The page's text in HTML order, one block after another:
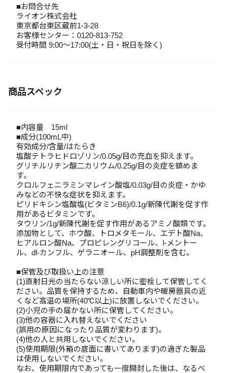
■お問合せ先
ライオン株式会社
東京都台東区蔵前1-3-28
お客様センター：0120-813-752
受付時間 9:00～17:00(土・日・祝日を除く)
商品スペック
■内容量 15ml
■成分(100mL中)
有効成分/含量/はたらき
塩酸テトラヒドロゾリン/0.05g/目の充血を抑えます。
グリチルリチン酸二カリウム/0.25g/目の炎症を鎮めま
す。
クロルフェニラミンマレイン酸塩/0.03g/目の炎症・かゆ
みなどの不快な症状を抑えます。
ピリドキシン塩酸塩(ビタミンB6)/0.1g/新陳代謝を促す作
用があるビタミンです。
タウリン/1g/新陳代謝を促す作用があるアミノ酸類です。
添加物として、ホウ酸、トロメタモール、エデト酸Na、
ヒアルロン酸Na、プロピレングリコール、l-メントー
ル、dl-カンフル、ゲラニオール、pH調整剤を含む。
■保管及び取扱い上の注意
(1)直射日光の当たらない涼しい所に密栓して保管してく
ださい。品質を保持するため、自動車内や暖房器具の近
くなど高温の場所(40℃以上)に放置しないでください。
(2)小児の手の届かない所に保管してください。
(3)他の容器に入れ替えないでください
(誤用の原因になったり品質が変わります)。
(4)他の人と共用しないでください。
(5)使用期限(外箱の底面に書いてあります)の過ぎた製品
は使用しないでください。
なお、使用期限内であっても一度開封した後は、なるべ